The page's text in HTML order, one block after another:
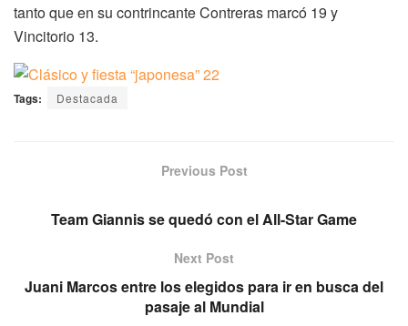
tanto que en su contrincante Contreras marcó 19 y
Vincitorio 13.
Tags: Destacada
Previous Post
Team Giannis se quedó con el All-Star Game
Next Post
Juani Marcos entre los elegidos para ir en busca del
pasaje al Mundial